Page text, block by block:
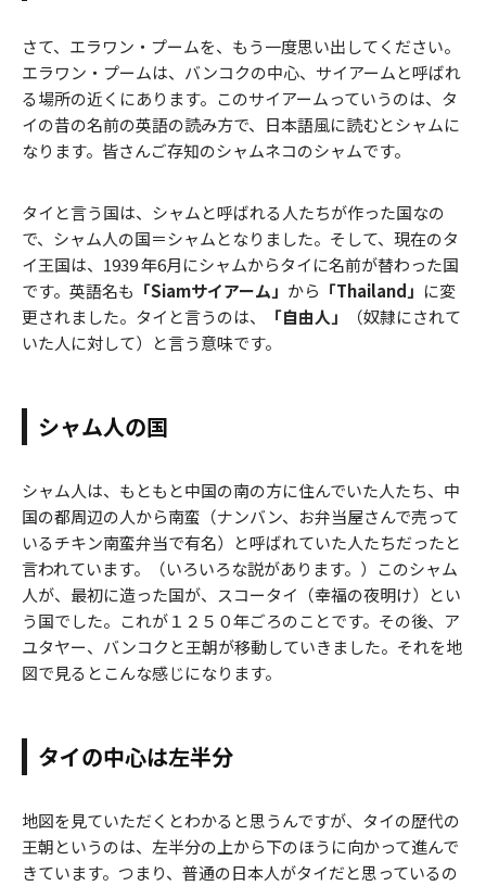
さて、エラワン・プームを、もう一度思い出してください。
エラワン・プームは、バンコクの中心、サイアームと呼ばれ
る場所の近くにあります。このサイアームっていうのは、タ
イの昔の名前の英語の読み方で、日本語風に読むとシャムに
なります。皆さんご存知のシャムネコのシャムです。
タイと言う国は、シャムと呼ばれる人たちが作った国なの
で、シャム人の国＝シャムとなりました。そして、現在のタ
イ王国は、1939 年6月にシャムからタイに名前が替わった国
です。英語名も 「Siamサイアーム」 から 「Thailand」 に変
更されました。タイと言うのは、
「自由人」
（奴隷にされて
いた人に対して）と言う意味です。
シャム人の国
シャム人は、もともと中国の南の方に住んでいた人たち、中
国の都周辺の人から南蛮（ナンバン、お弁当屋さんで売って
いるチキン南蛮弁当で有名）と呼ばれていた人たちだったと
言われています。（いろいろな説があります。）このシャム
人が、最初に造った国が、スコータイ（幸福の夜明け）とい
う国でした。これが１２５０年ごろのことです。その後、ア
ユタヤー、バンコクと王朝が移動していきました。それを地
図で見るとこんな感じになります。
タイの中心は左半分
地図を見ていただくとわかると思うんですが、タイの歴代の
王朝というのは、左半分の上から下のほうに向かって進んで
きています。つまり、普通の日本人がタイだと思っているの